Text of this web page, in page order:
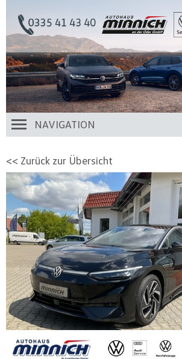
NAVIGATION
<< Zurück zur Übersicht